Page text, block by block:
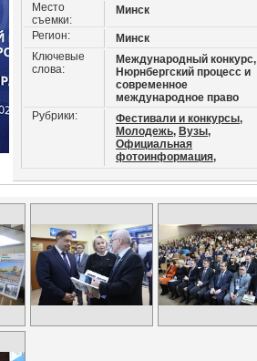
Место
съемки:
Минск
Регион:
Минск
Ключевые
слова:
Международный конкурс,
Нюрнбергский процесс и
современное
международное право
Рубрики:
Фестивали и конкурсы,
Молодежь, Вузы,
Официальная
фотоинформация,